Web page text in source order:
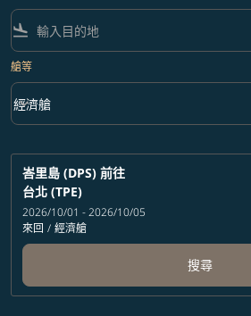
flight_land
艙等
艙等 option 經濟艙 Selected
經濟艙
keyboard_arrow_down
峇里島 (DPS) 前往
台北 (TPE)
2026/10/01 - 2026/10/05
來回 / 經濟艙
搜尋